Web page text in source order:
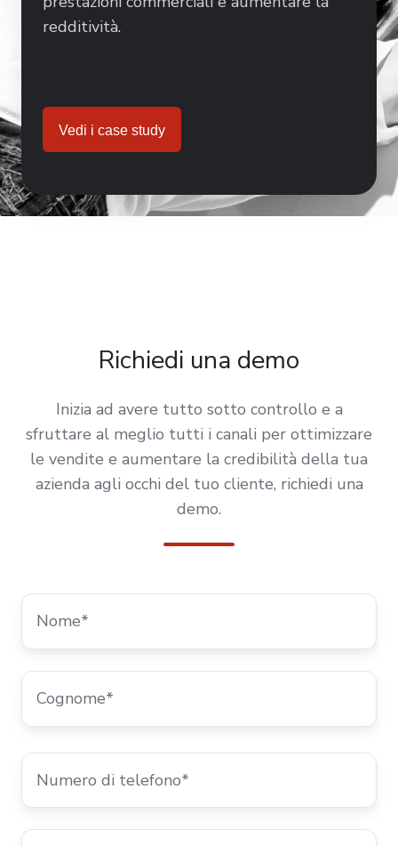
redditività.
Vedi i case study
Richiedi una demo
Inizia ad avere tutto sotto controllo e a
sfruttare al meglio tutti i canali per ottimizzare
le vendite e aumentare la credibilità della tua
azienda agli occhi del tuo cliente, richiedi una
demo.